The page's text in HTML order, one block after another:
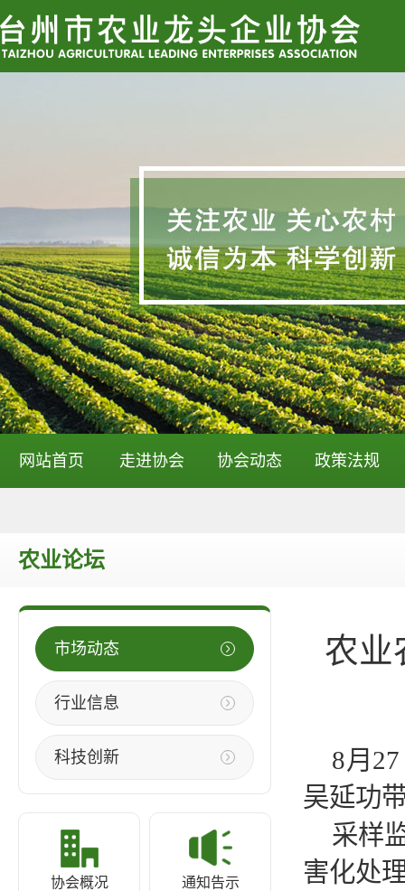
网站首页 走进协会 协会动态 政策法规
农业论坛
市场动态
行业信息
科技创新
协会概况 通知告示
农业
8月
吴延功
采样
害化处